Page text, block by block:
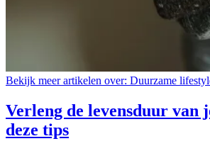
Bekijk meer artikelen over: Duurzame
Verleng de levensduur van
deze tips